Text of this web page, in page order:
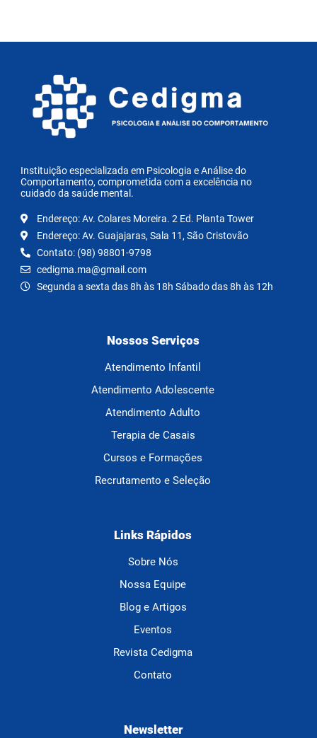
Instituição especializada em Psicologia e Análise do
Comportamento, comprometida com a excelência no
cuidado da saúde mental.
Endereço: Av. Colares Moreira. 2 Ed. Planta Tower
Endereço: Av. Guajajaras, Sala 11, São Cristovão
Contato: (98) 98801-9798
cedigma.ma@gmail.com
Segunda a sexta das 8h às 18h Sábado das 8h às 12h
Nossos Serviços
Atendimento Infantil
Atendimento Adolescente
Atendimento Adulto
Terapia de Casais
Cursos e Formações
Recrutamento e Seleção
Links Rápidos
Sobre Nós
Nossa Equipe
Blog e Artigos
Eventos
Revista Cedigma
Contato
Newsletter